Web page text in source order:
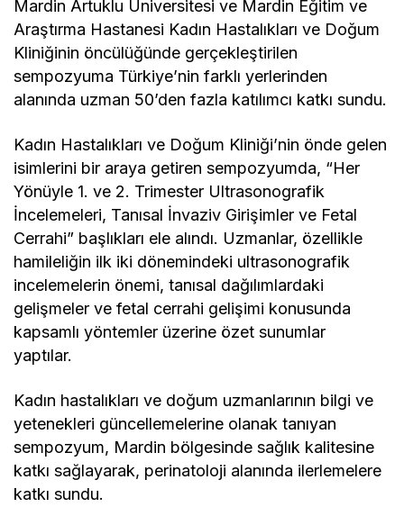
Mardin Artuklu Üniversitesi ve Mardin Eğitim ve
Araştırma Hastanesi Kadın Hastalıkları ve Doğum
Kliniğinin öncülüğünde gerçekleştirilen
sempozyuma Türkiye’nin farklı yerlerinden
alanında uzman 50’den fazla katılımcı katkı sundu.
Kadın Hastalıkları ve Doğum Kliniği’nin önde gelen
isimlerini bir araya getiren sempozyumda, “Her
Yönüyle 1. ve 2. Trimester Ultrasonografik
İncelemeleri, Tanısal İnvaziv Girişimler ve Fetal
Cerrahi” başlıkları ele alındı. Uzmanlar, özellikle
hamileliğin ilk iki dönemindeki ultrasonografik
incelemelerin önemi, tanısal dağılımlardaki
gelişmeler ve fetal cerrahi gelişimi konusunda
kapsamlı yöntemler üzerine özet sunumlar
yaptılar.
Kadın hastalıkları ve doğum uzmanlarının bilgi ve
yetenekleri güncellemelerine olanak tanıyan
sempozyum, Mardin bölgesinde sağlık kalitesine
katkı sağlayarak, perinatoloji alanında ilerlemelere
katkı sundu.